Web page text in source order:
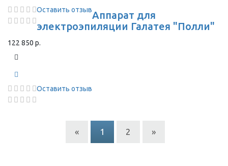
Оставить отзывАппарат для
электроэпиляции Галатея "Полли"
122 850 р.
Оставить отзыв
« 1 2 »